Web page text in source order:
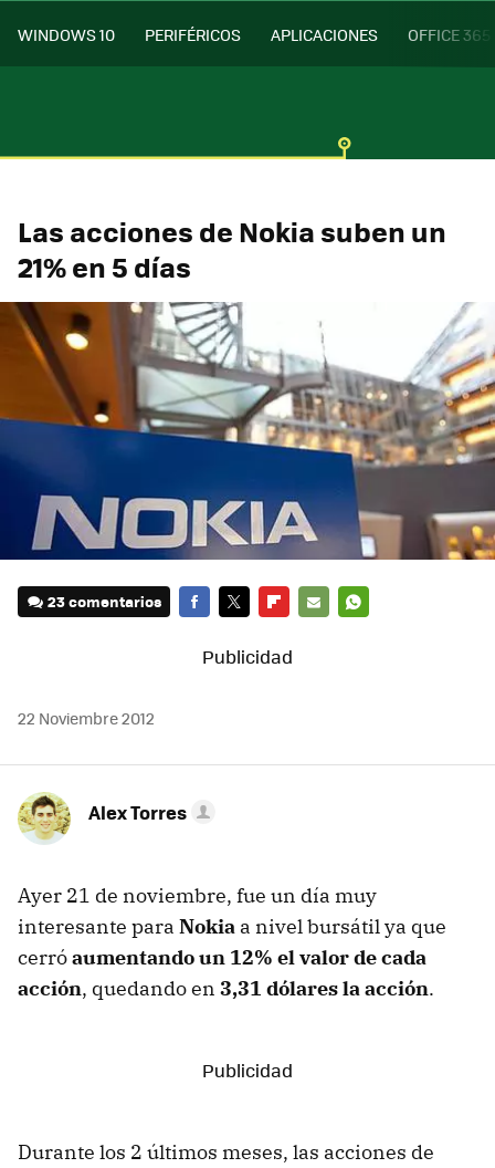
WINDOWS 10 PERIFÉRICOS APLICACIONES OFFICE 365
Las acciones de Nokia suben un
21% en 5 días
23 comentarios
22 Noviembre 2012
Alex Torres
Ayer 21 de noviembre, fue un día muy
interesante para Nokia a nivel bursátil ya que
cerróaumentando un 12% el valor de cada
acción, quedando en 3,31 dólares la acción.
Durante los 2 últimos meses, las acciones de